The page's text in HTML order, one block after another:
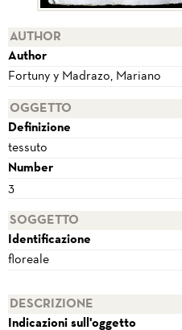
AUTHOR
Author
Fortuny y Madrazo, Mariano
OGGETTO
Definizione
tessuto
Number
3
SOGGETTO
Identificazione
floreale
DESCRIZIONE
Indicazioni sull'oggetto